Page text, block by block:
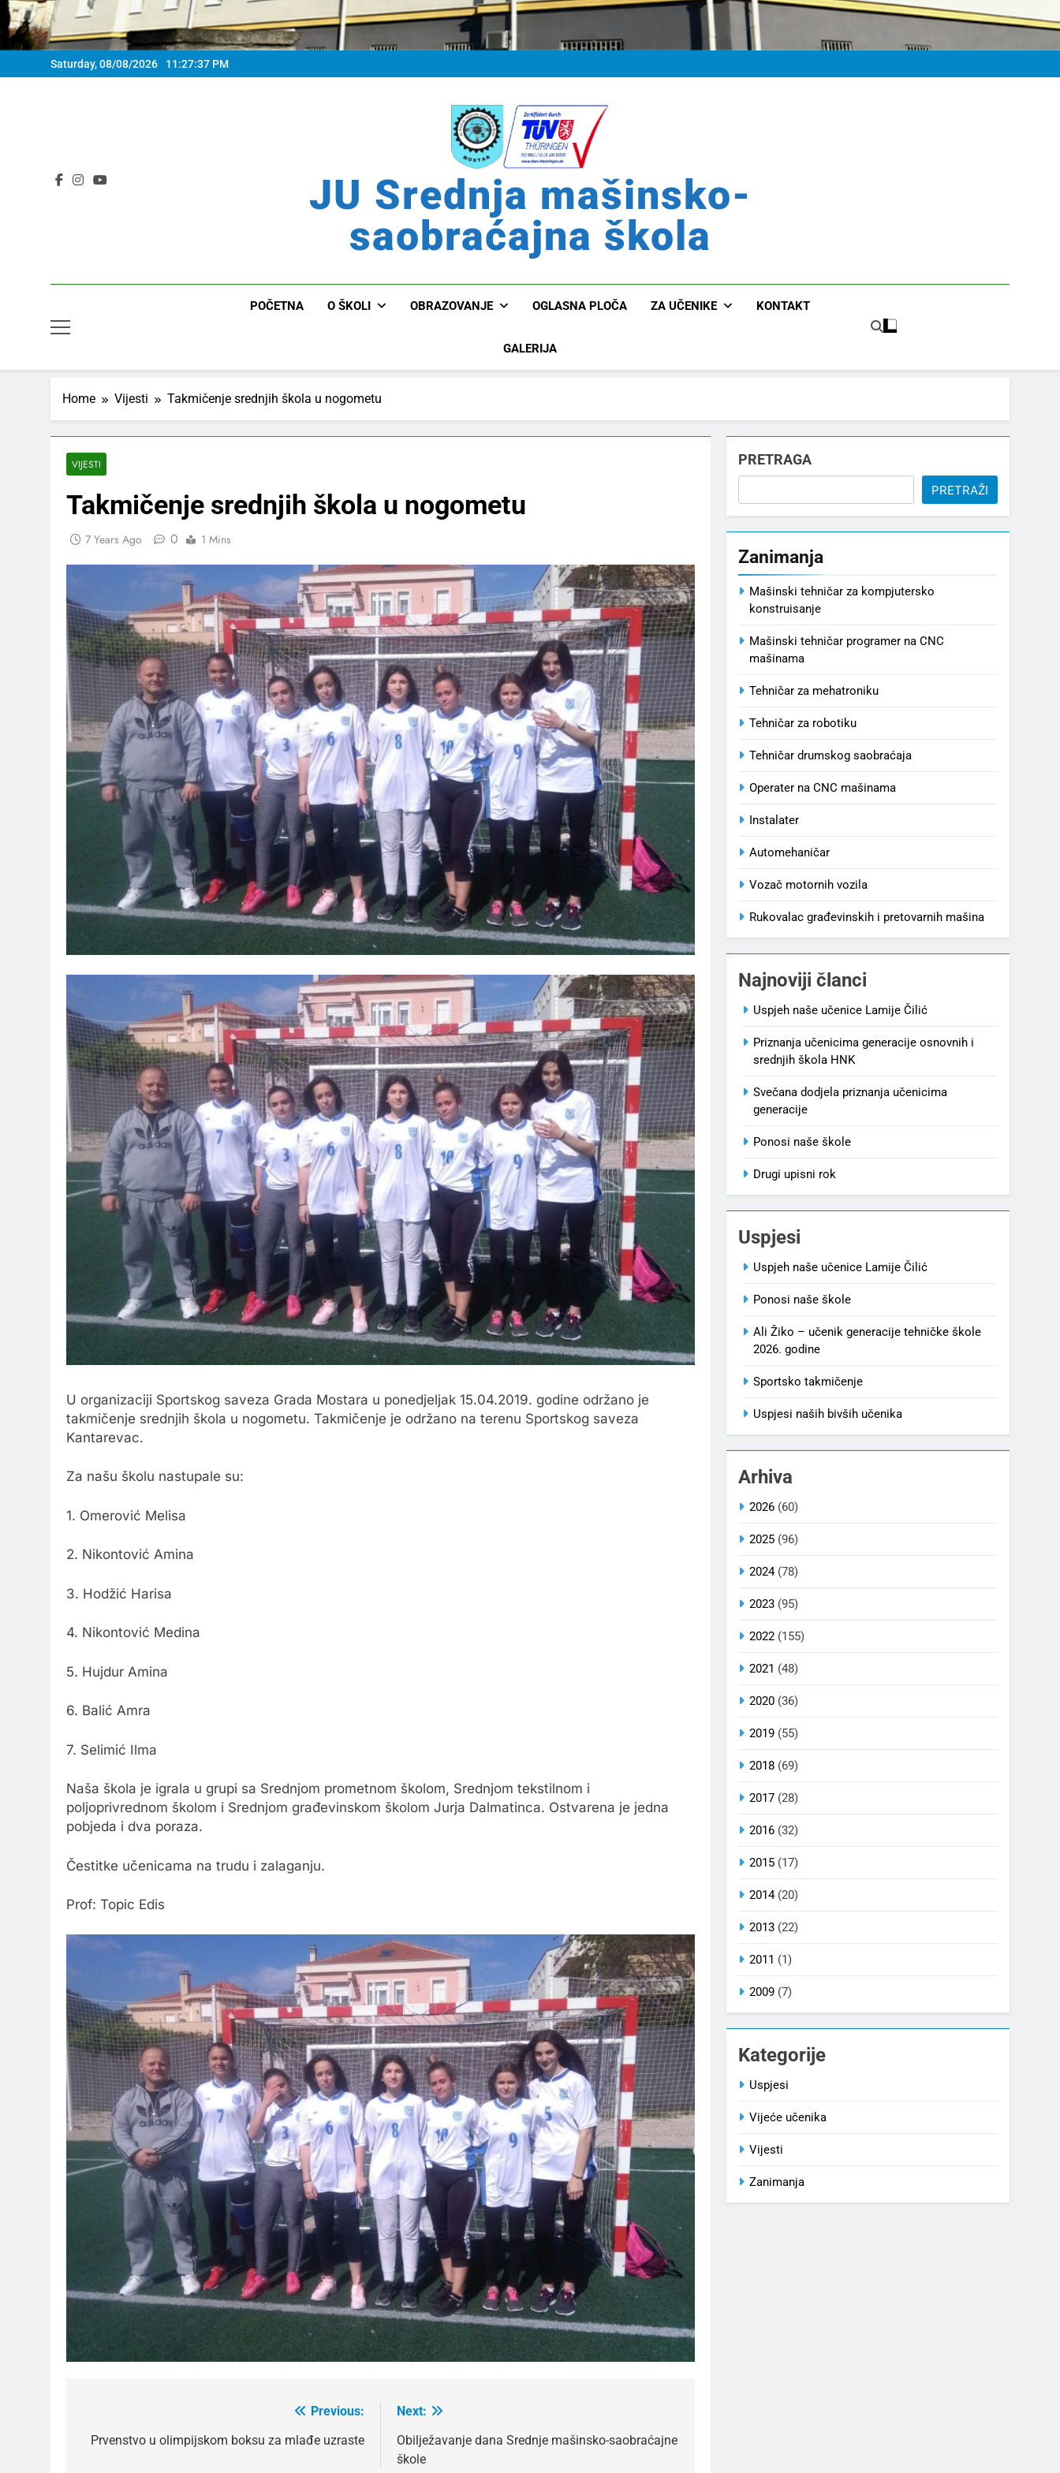
Saturday, 08/08/2026 11:27:39 PM
JU Srednja mašinsko-
saobraćajna škola
POČETNA O ŠKOLI OBRAZOVANJE OGLASNA PLOČA ZA UČENIKE KONTAKT
GALERIJA
Home Vijesti Takmičenje srednjih škola u nogometu
VIJESTI
Takmičenje srednjih škola u nogometu
7 Years Ago 0 1 Mins
U organizaciji Sportskog saveza Grada Mostara u ponedjeljak 15.04.2019. godine održano je
takmičenje srednjih škola u nogometu. Takmičenje je održano na terenu Sportskog saveza
Kantarevac.
Za našu školu nastupale su:
1. Omerović Melisa
2. Nikontović Amina
3. Hodžić Harisa
4. Nikontović Medina
5. Hujdur Amina
6. Balić Amra
7. Selimić Ilma
Naša škola je igrala u grupi sa Srednjom prometnom školom, Srednjom tekstilnom i
poljoprivrednom školom i Srednjom građevinskom školom Jurja Dalmatinca. Ostvarena je jedna
pobjeda i dva poraza.
Čestitke učenicama na trudu i zalaganju.
Prof: Topic Edis
navigation
Previous:
Prvenstvo u olimpijskom boksu za mlađe uzraste
Next:
Obilježavanje dana Srednje mašinsko-saobraćajne
škole
PRETRAGA
PRETRAŽI
Zanimanja
Mašinski tehničar za kompjutersko
konstruisanje
Mašinski tehničar programer na CNC
mašinama
Tehničar za mehatroniku
Tehničar za robotiku
Tehničar drumskog saobraćaja
Operater na CNC mašinama
Instalater
Automehaničar
Vozač motornih vozila
Rukovalac građevinskih i pretovarnih mašina
Najnoviji članci
Uspjeh naše učenice Lamije Čilić
Priznanja učenicima generacije osnovnih i
srednjih škola HNK
Svečana dodjela priznanja učenicima
generacije
Ponosi naše škole
Drugi upisni rok
Uspjesi
Uspjeh naše učenice Lamije Čilić
Ponosi naše škole
Ali Žiko – učenik generacije tehničke škole
2026. godine
Sportsko takmičenje
Uspjesi naših bivših učenika
Arhiva
2026 (60)
2025 (96)
2024(78)
2023 (95)
2022 (155)
2021 (48)
2020 (36)
2019 (55)
2018 (69)
2017 (28)
2016 (32)
2015 (17)
2014(20)
2013 (22)
2011 (1)
2009 (7)
Kategorije
Uspjesi
Vijeće učenika
Vijesti
Zanimanja